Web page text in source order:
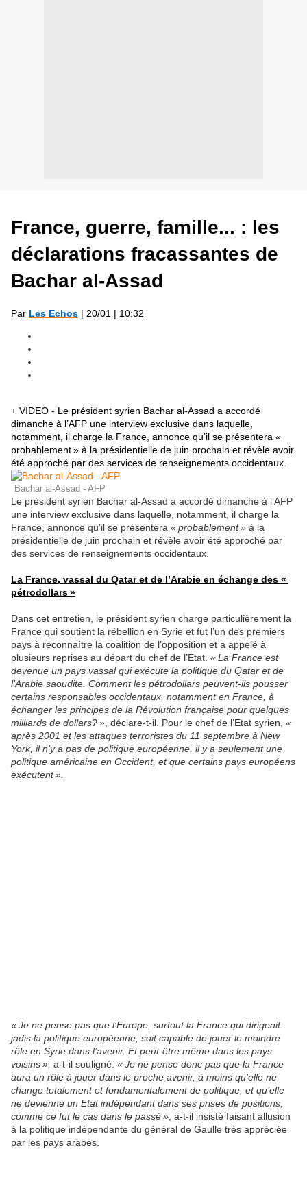
France, guerre, famille... : les
déclarations fracassantes de
Bachar al-Assad
Par Les Echos | 20/01 | 10:32
+ VIDEO - Le président syrien Bachar al-Assad a accordé
dimanche à l’AFP une interview exclusive dans laquelle,
notamment, il charge la France, annonce qu’il se présentera «
probablement » à la présidentielle de juin prochain et révèle avoir
été approché par des services de renseignements occidentaux.
Bachar al-Assad - AFP
Le président syrien Bachar al-Assad a accordé dimanche à l’AFP
une interview exclusive dans laquelle, notamment, il charge la
France, annonce qu’il se présentera « probablement » à la
présidentielle de juin prochain et révèle avoir été approché par
des services de renseignements occidentaux.
La France, vassal du Qatar et de l’Arabie en échange des «
pétrodollars »
Dans cet entretien, le président syrien charge particulièrement la
France qui soutient la rébellion en Syrie et fut l’un des premiers
pays à reconnaître la coalition de l’opposition et a appelé à
plusieurs reprises au départ du chef de l’Etat. « La France est
devenue un pays vassal qui exécute la politique du Qatar et de
l’Arabie saoudite. Comment les pétrodollars peuvent-ils pousser
certains responsables occidentaux, notamment en France, à
échanger les principes de la Révolution française pour quelques
milliards de dollars? » , déclare-t-il. Pour le chef de l’Etat syrien, «
après 2001 et les attaques terroristes du 11 septembre à New
York, il n’y a pas de politique européenne, il y a seulement une
politique américaine en Occident, et que certains pays européens
exécutent ».
« Je ne pense pas que l’Europe, surtout la France qui dirigeait
jadis la politique européenne, soit capable de jouer le moindre
rôle en Syrie dans l’avenir. Et peut-être même dans les pays
voisins », a-t-il souligné. « Je ne pense donc pas que la France
aura un rôle à jouer dans le proche avenir, à moins qu’elle ne
change totalement et fondamentalement de politique, et qu’elle
ne devienne un Etat indépendant dans ses prises de positions,
comme ce fut le cas dans le passé » , a-t-il insisté faisant allusion
à la politique indépendante du général de Gaulle très appréciée
par les pays arabes.